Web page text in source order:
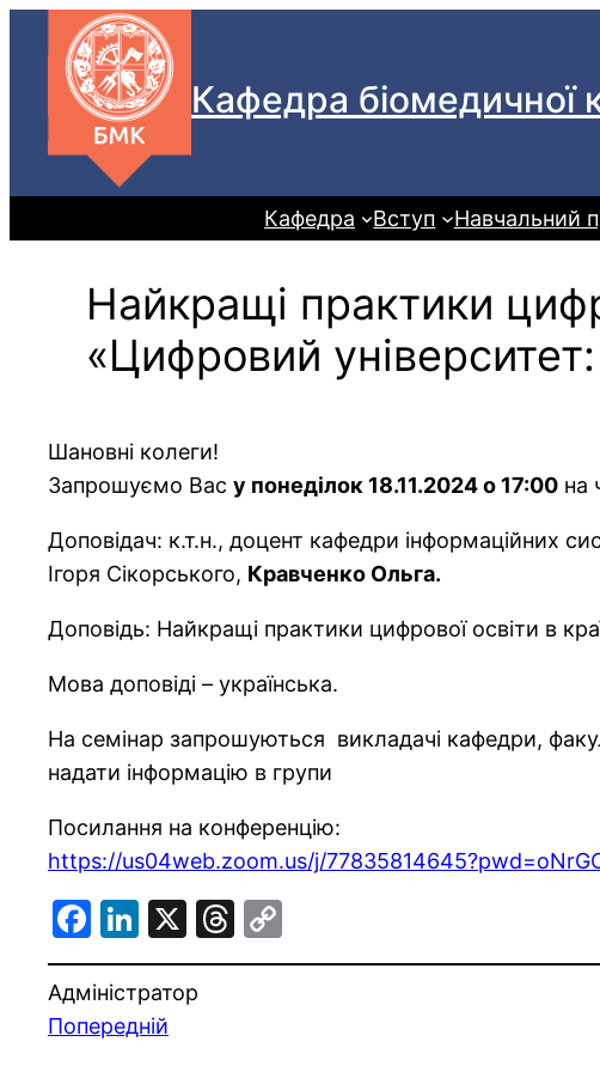
Перейти
вмісту
Кафедра біомедичної
Кафедра Вступ Навчальний
Найкращі практики
«Цифровий університет:
Шановні колеги!
Запрошуємо Вас у понеділок 18.11.2024 о 17:00 на
Доповідач: к.т.н., доцент кафедри інформаційних
Ігоря Сікорського, Кравченко Ольга.
Доповідь: Найкращі практики цифрової освіти в
Мова доповіді – українська.
На семінар запрошуються викладачі кафедри,
надати інформацію в групи
Посилання на конференцію:
https://us04web.zoom.us/j/
Facebook
LinkedIn
X Threads
Link
Адміністратор
Попередній